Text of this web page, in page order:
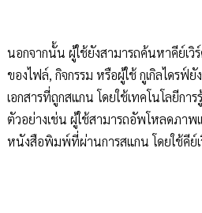
นอกจากนั้น ผู้ใช้ยังสามารถค้นหาคีย์เวิ
ของไฟล์, กิจกรรม หรือผู้ใช้ กูเกิลไดรฟ์
เอกสารที่ถูกสแกน โดยใช้เทคโนโลยีกา
ตัวอย่างเช่น ผู้ใช้สามารถอัพโหลดภาพ
หนังสือพิมพ์ที่ผ่านการสแกน โดยใช้คีย์เ